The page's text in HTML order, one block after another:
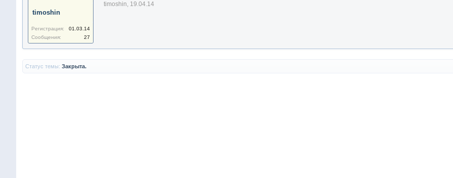
timoshin
Регистрация:
01.03.14
Сообщения:
27
timoshin, 19.04.14
Статус темы: Закрыта.